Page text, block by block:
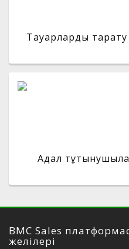
Тауарларды тарату
Адал
BMC Sales
желілері